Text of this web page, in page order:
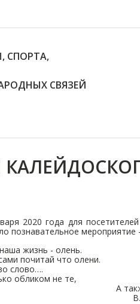
СПОРТА,
СВЯЗЕЙ
2020 года для
познавательное мероприятие
жизнь - олень.
почитай что олени.
слово….
обликом не те,
бродим по
Чарнолусский